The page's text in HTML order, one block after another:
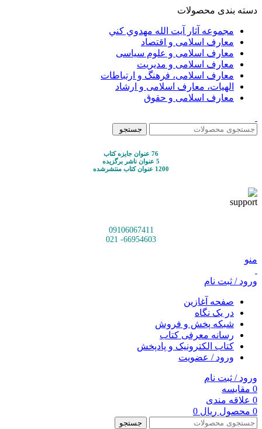
دسته بندی محصولات
مجموعه آثار آيت الله مهدوي كني
معارف اسلامی و اقتصاد
معارف اسلامی و علوم سیاسی
معارف اسلامی و مدیریت
معارف اسلامی، فرهنگ و ارتباطات
الهیات، معارف اسلامی و ارشاد
معارف اسلامی و حقوق
جستجو
76 عنوان جایزه کتاب
5 عنوان ناشر برگزیده
1200 عنوان کتاب منتشرشده
09106067411
66954603- 021
منو
ورود / ثبت نام
صفحه آغازین
در یک نگاه
شبکه پخش و فروش
رسانه معرفی کتاب
کتاب الکترونیک و پادپخش
ورود / عضویت
ورود / ثبت نام
0 مقایسه
0 علاقه مندی
0 محصول ریال
جستجو